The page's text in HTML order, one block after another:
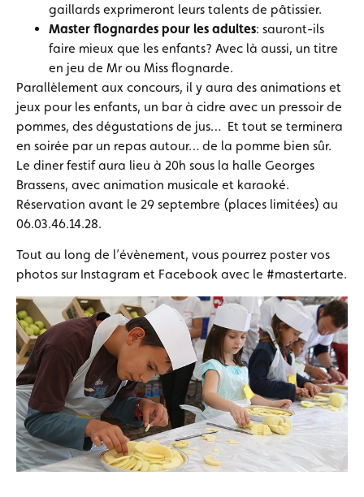
gaillards exprimeront leurs talents de pâtissier.
Master flognardes pour les adultes: sauront-ils
faire mieux que les enfants? Avec là aussi, un titre
en jeu de Mr ou Miss flognarde.
Parallèlement aux concours, il y aura des animations et
jeux pour les enfants, un bar à cidre avec un pressoir de
pommes, des dégustations de jus… Et tout se terminera
en soirée par un repas autour… de la pomme bien sûr.
Le diner festif aura lieu à 20h sous la halle Georges
Brassens, avec animation musicale et karaoké.
Réservation avant le 29 septembre (places limitées) au
06.03.46.14.28.
Tout au long de l’évènement, vous pourrez poster vos
photos sur Instagram et Facebook avec le #mastertarte.